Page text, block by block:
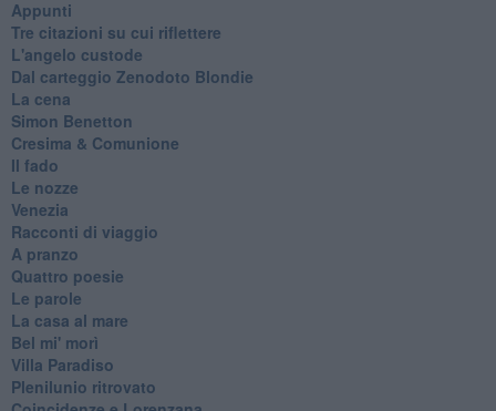
Appunti
Tre citazioni su cui riflettere
L'angelo custode
Dal carteggio Zenodoto Blondie
La cena
Simon Benetton
Cresima & Comunione
Il fado
Le nozze
Venezia
Racconti di viaggio
A pranzo
Quattro poesie
Le parole
La casa al mare
Bel mi' morì
Villa Paradiso
Plenilunio ritrovato